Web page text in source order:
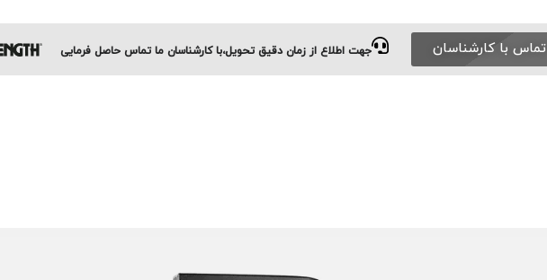
تماس با کارشناسان جهت اطلاع از زمان دقیق تحویل،با کارشناسان ما تماس حاصل فرمایی